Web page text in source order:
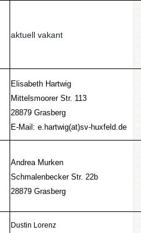
aktuell vakant
Elisabeth Hartwig
Mittelsmoorer Str. 113
28879 Grasberg
E-Mail: e.hartwig(at)sv-huxfeld.de
Andrea Murken
Schmalenbecker Str. 22b
28879 Grasberg
Dustin Lorenz